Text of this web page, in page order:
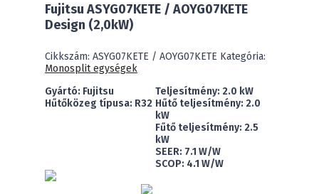
Fujitsu ASYG07KETE / AOYG07KETE
Design (2,0kW)
Cikkszám: ASYG07KETE / AOYG07KETE Kategória:
Monosplit egységek
Gyártó: Fujitsu
Hűtőközeg típusa: R32
Teljesítmény: 2.0 kW
Hűtő teljesítmény: 2.0
kW
Fűtő teljesítmény: 2.5
kW
SEER: 7.1 W/W
SCOP: 4.1 W/W